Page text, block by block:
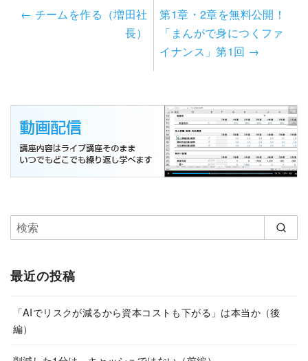
← チームを作る（増田社
長）
第1章・2章を無料公開！
「まんがで身につくファ
イナンス」第1回 →
最近の投稿
「AIでリスクが減るから資本コストも下がる」は本当か（後
編）